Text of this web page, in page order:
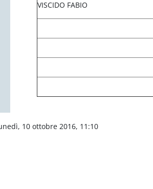
VISCIDO FABIO
10 ottobre 2016, 11:10